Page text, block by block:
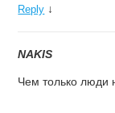
Reply ↓
NAKIS
Чем только люди